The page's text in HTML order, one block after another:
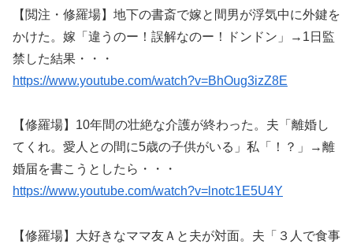
【閲注・修羅場】地下の書斎で嫁と間男が浮気中に外鍵を
かけた。嫁「違うのー！誤解なのー！ドンドン」→1日監
禁した結果・・・
https://www.youtube.com/watch?v=BhOug3izZ8E
【修羅場】10年間の壮絶な介護が終わった。夫「離婚し
てくれ。愛人との間に5歳の子供がいる」私「！？」→離
婚届を書こうとしたら・・・
https://www.youtube.com/watch?v=lnotc1E5U4Y
【修羅場】大好きなママ友Ａと夫が対面。夫「３人で食事